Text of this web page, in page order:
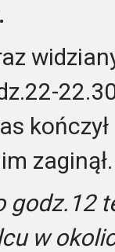
zaginął.
godz.12
w